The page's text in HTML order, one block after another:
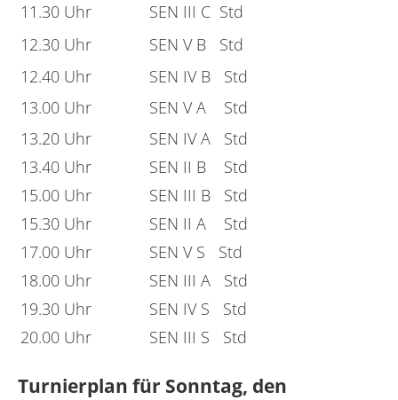
11.30 Uhr
SEN III C Std
12.30 Uhr
SEN V B Std
12.40 Uhr
SEN IV B Std
13.00 Uhr
SEN V A Std
13.20 Uhr
SEN IV A Std
13.40 Uhr
SEN II B Std
15.00 Uhr
SEN III B Std
15.30 Uhr
SEN II A Std
17.00 Uhr
SEN V S Std
18.00 Uhr
SEN III A Std
19.30 Uhr
SEN IV S Std
20.00 Uhr
SEN III S Std
Turnierplan für Sonntag, den